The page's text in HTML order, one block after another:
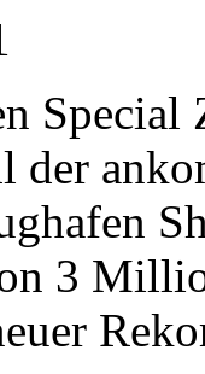
der
3